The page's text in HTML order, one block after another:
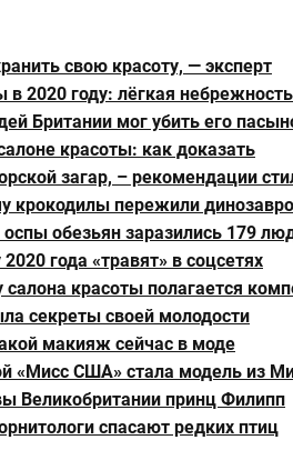
свою красоту, — эксперт
2020 году: лёгкая
Британии мог убить его
красоты: как доказать
загар, – рекомендации
крокодилы пережили
обезьян заразились 179
года «травят» в соцсетях
салона красоты полагается
секреты своей молодости
макияж сейчас в моде
«Мисс США» стала модель из
Великобритании принц Филипп
спасают редких птиц